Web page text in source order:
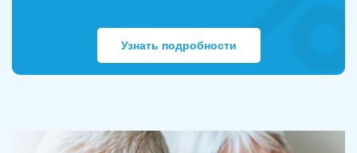
Узнать подробности